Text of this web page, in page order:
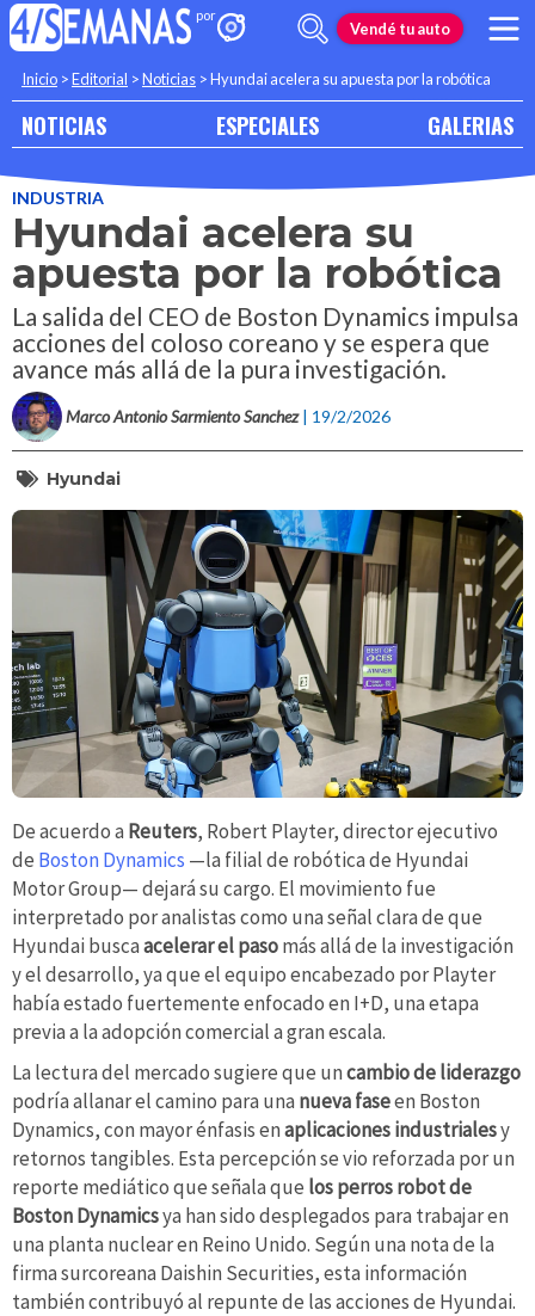
Vendé tu auto
Inicio >Editorial >Noticias >Hyundai acelera su apuesta por la robótica
NOTICIAS ESPECIALES GALERIAS
INDUSTRIA
Hyundai acelera su
apuesta por la robótica
La salida del CEO de Boston Dynamics impulsa
acciones del coloso coreano y se espera que
avance más allá de la pura investigación.
Marco Antonio Sarmiento Sanchez | 19/2/2026
Hyundai
De acuerdo a Reuters, Robert Playter, director ejecutivo
de Boston Dynamics —la filial de robótica de Hyundai
Motor Group— dejará su cargo. El movimiento fue
interpretado por analistas como una señal clara de que
Hyundai buscaacelerar el pasomás allá de la investigación
y el desarrollo, ya que el equipo encabezado por Playter
había estado fuertemente enfocado en I+D, una etapa
previa a la adopción comercial a gran escala.
La lectura del mercado sugiere que uncambio de liderazgo
podría allanar el camino para una nueva faseen Boston
Dynamics, con mayor énfasis enaplicaciones industrialesy
retornos tangibles. Esta percepción se vio reforzada por un
reporte mediático que señala que los perros robot de
Boston Dynamicsya han sido desplegados para trabajar en
una planta nuclear en Reino Unido. Según una nota de la
firma surcoreana Daishin Securities, esta información
también contribuyó al repunte de las acciones de Hyundai.